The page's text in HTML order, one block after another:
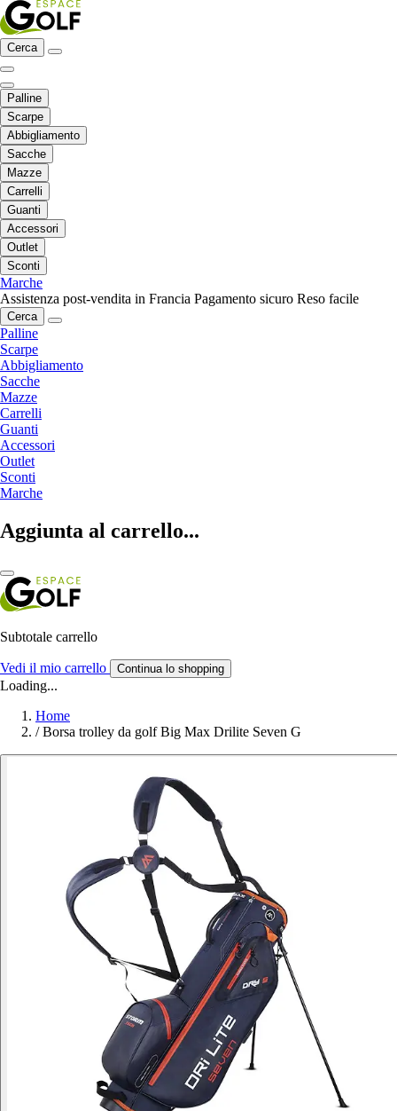
Cerca
Palline
Scarpe
Abbigliamento
Sacche
Mazze
Carrelli
Guanti
Accessori
Outlet
Sconti
Marche
Assistenza post-vendita in Francia Pagamento sicuro Reso facile
Cerca
Palline
Scarpe
Abbigliamento
Sacche
Mazze
Carrelli
Guanti
Accessori
Outlet
Sconti
Marche
Aggiunta al carrello...
Subtotale carrello
Vedi il mio carrello Continua lo shopping
Loading...
Home
/ Borsa trolley da golf Big Max Drilite Seven G